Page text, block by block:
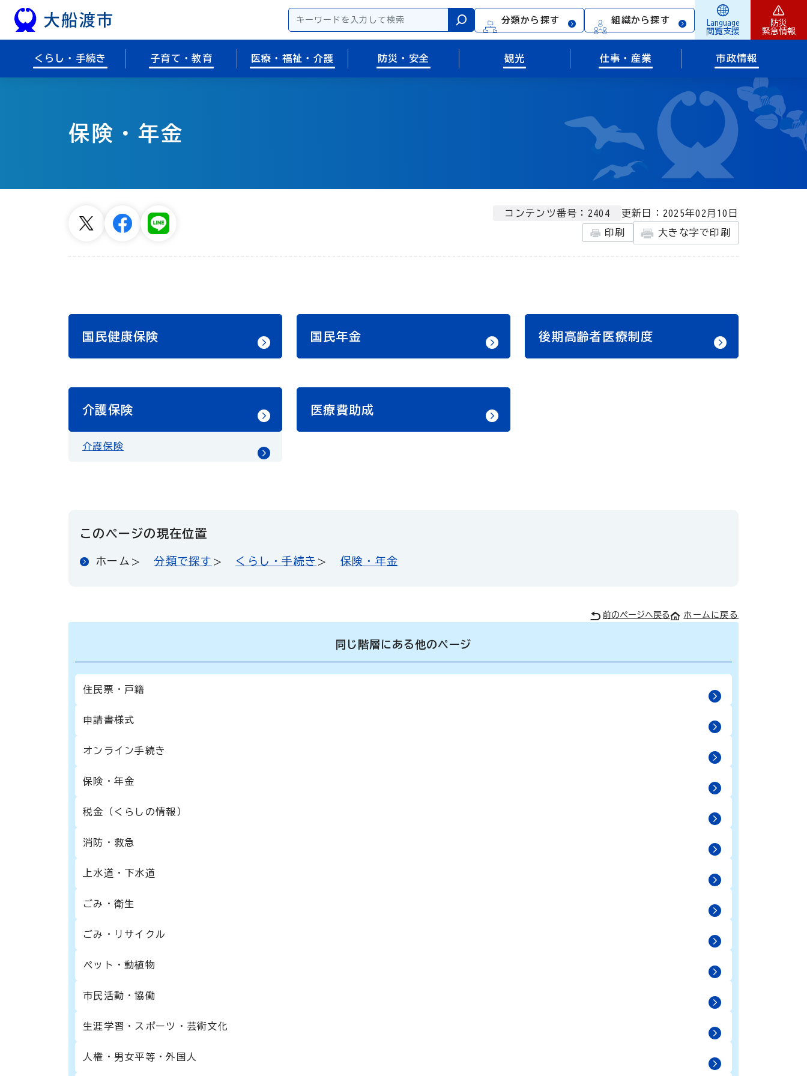
本文へスキップ
検索
分類から探す 組織から探す
Language
閲覧支援
防災
緊急情報
くらし・手続き 子育て・教育 医療・福祉・介護 防災・安全 観光 仕事・産業 市政情報
保険・年金
コンテンツ番号：2404 更新日：2025年02月10日
印刷 大きな字で印刷
国民健康保険 国民年金 後期高齢者医療制度
介護保険
介護保険
医療費助成
このページの現在位置
ホーム 分類で探す くらし・手続き 保険・年金
前のページへ戻る ホームに戻る
同じ階層にある他のページ
住民票・戸籍
申請書様式
オンライン手続き
保険・年金
税金（くらしの情報）
消防・救急
上水道・下水道
ごみ・衛生
ごみ・リサイクル
ペット・動植物
市民活動・協働
生涯学習・スポーツ・芸術文化
人権・男女平等・外国人